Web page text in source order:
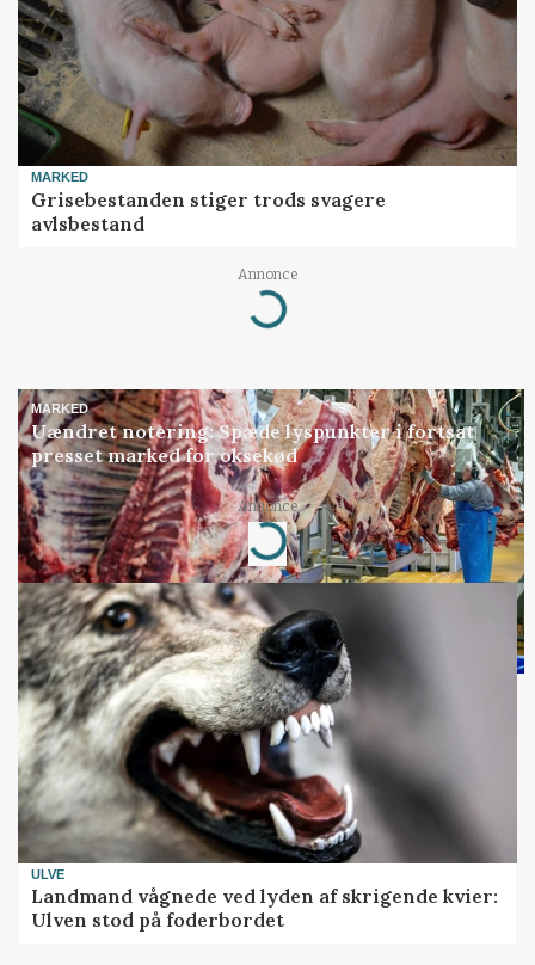
MARKED
Grisebestanden stiger trods svagere
avlsbestand
Annonce
Loading...
MARKED
Uændret notering: Spæde lyspunkter i fortsat
presset marked for oksekød
Annonce
Loading...
ULVE
Landmand vågnede ved lyden af skrigende kvier:
Ulven stod på foderbordet